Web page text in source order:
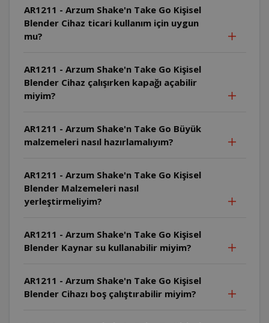
AR1211 - Arzum Shake'n Take Go Kişisel
Blender Cihaz ticari kullanım için uygun
mu?
AR1211 - Arzum Shake'n Take Go Kişisel
Blender Cihaz çalışırken kapağı açabilir
miyim?
AR1211 - Arzum Shake'n Take Go Büyük
malzemeleri nasıl hazırlamalıyım?
AR1211 - Arzum Shake'n Take Go Kişisel
Blender Malzemeleri nasıl
yerleştirmeliyim?
AR1211 - Arzum Shake'n Take Go Kişisel
Blender Kaynar su kullanabilir miyim?
AR1211 - Arzum Shake'n Take Go Kişisel
Blender Cihazı boş çalıştırabilir miyim?